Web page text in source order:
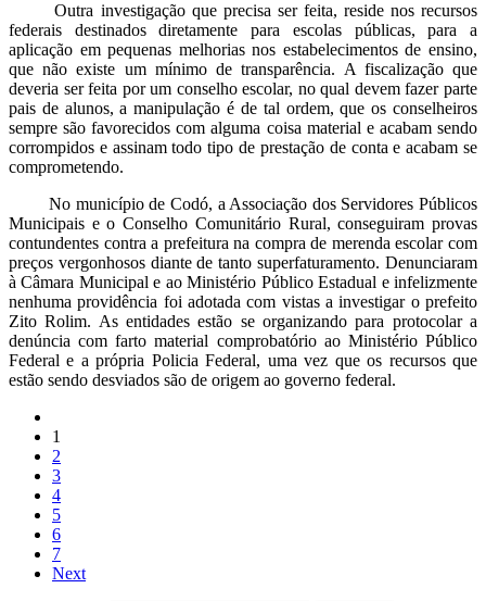
Outra investigação que precisa ser feita, reside nos recursos
federais destinados diretamente para escolas públicas, para a
aplicação em pequenas melhorias nos estabelecimentos de ensino,
que não existe um mínimo de transparência. A fiscalização que
deveria ser feita por um conselho escolar, no qual devem fazer parte
pais de alunos, a manipulação é de tal ordem, que os conselheiros
sempre são favorecidos com alguma coisa material e acabam sendo
corrompidos e assinam todo tipo de prestação de conta e acabam se
comprometendo.
No município de Codó, a Associação dos Servidores Públicos
Municipais e o Conselho Comunitário Rural, conseguiram provas
contundentes contra a prefeitura na compra de merenda escolar com
preços vergonhosos diante de tanto superfaturamento. Denunciaram
à Câmara Municipal e ao Ministério Público Estadual e infelizmente
nenhuma providência foi adotada com vistas a investigar o prefeito
Zito Rolim. As entidades estão se organizando para protocolar a
denúncia com farto material comprobatório ao Ministério Público
Federal e a própria Policia Federal, uma vez que os recursos que
estão sendo desviados são de origem ao governo federal.
1
2
3
4
5
6
7
Next